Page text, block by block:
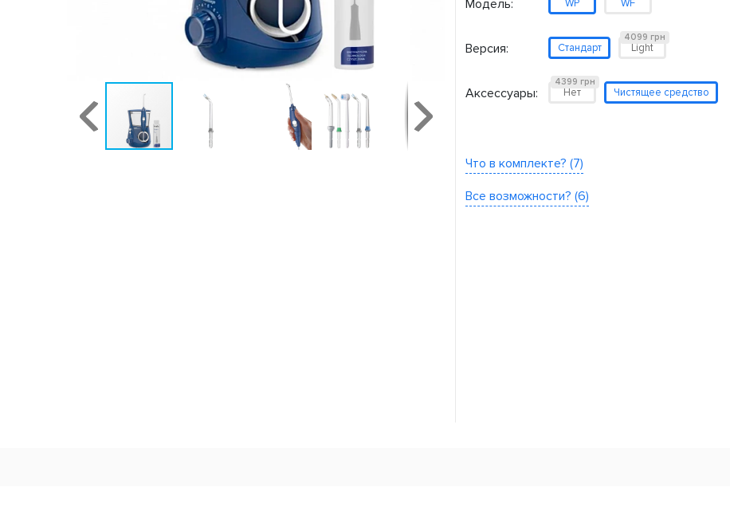
Модель: WP WF
Версия: Стандарт Light
4099 грн
Аксессуары: Нет
4399 грн
Чистящее средство
Что в комплекте? (7)
Все возможности? (6)